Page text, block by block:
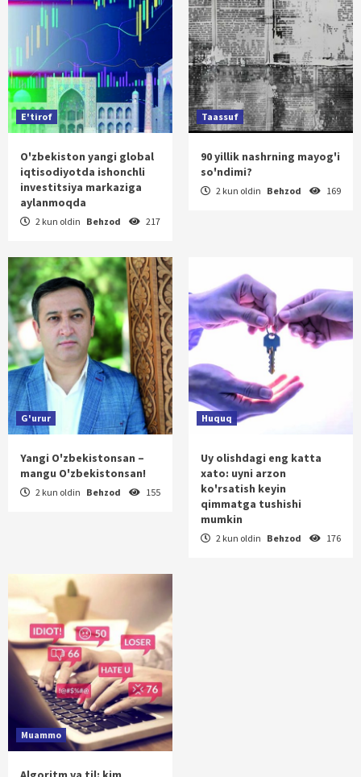
E'tirof
O'zbekiston yangi global
iqtisodiyotda ishonchli
investitsiya markaziga
aylanmoqda
2 kun oldin Behzod 217
Taassuf
90 yillik nashrning mayog'i
so'ndimi?
2 kun oldin Behzod 169
G'urur
Yangi O'zbekistonsan –
mangu O'zbekistonsan!
2 kun oldin Behzod 155
Huquq
Uy olishdagi eng katta
xato: uyni arzon
ko'rsatish keyin
qimmatga tushishi
mumkin
2 kun oldin Behzod 176
Muammo